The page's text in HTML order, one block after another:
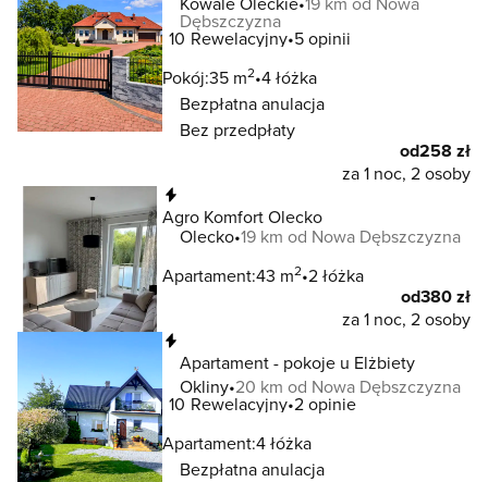
Dębszczyzna
10 Rewelacyjny 5 opinii
Pokój:35 m2 4 łóżka
Bezpłatna anulacja
Bez przedpłaty
od258 zł
za 1 noc, 2 osoby
Agro Komfort Olecko
Olecko 19 km od Nowa Dębszczyzna
Apartament:43 m2 2 łóżka
od380 zł
za 1 noc, 2 osoby
Apartament - pokoje u Elżbiety
Okliny 20 km od Nowa Dębszczyzna
10 Rewelacyjny 2 opinie
Apartament:4 łóżka
Bezpłatna anulacja